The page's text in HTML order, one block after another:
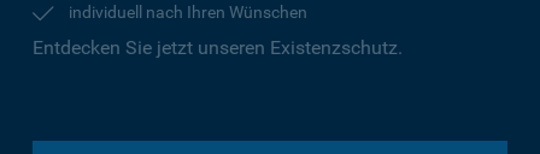
individuell nach Ihren Wünschen
Entdecken Sie jetzt unseren Existenzschutz.